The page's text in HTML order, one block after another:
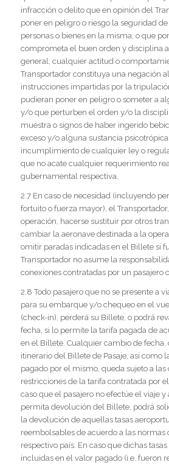
infracción o delito que en opinión del
poner en peligro o riesgo la seguridad
personas o bienes en la misma, o que
comprometa el buen orden y disciplina
general, cualquier actitud o
Transportador constituya una negación
instrucciones impartidas por la
pudieran poner en peligro o someter a
y/o que perturben el orden y/o la
muestra o signos de haber ingerido
exceso y/o alguna sustancia
incumplimiento de cualquier ley o
que no acate cualquier requerimiento
gubernamental respectiva.
2.7 En caso de necesidad (incluyendo
fortuito o fuerza mayor), el
operación, hacerse sustituir por otros
cambiar la aeronave destinada a la
omitir paradas indicadas en el Billete si
Transportador no asume la
conexiones contratadas por un pasajero
2.8 Todo pasajero que no se presente a
para su embarque y/o chequeo en el
(check-in), perderá su Billete, o podrá
fecha, si lo permite la tarifa pagada de
en el Billete. Cualquier cambio de fecha,
itinerario del Billete de Pasaje, así como
pagado por el mismo, queda sujeto a las
restricciones de la tarifa contratada por
caso que el pasajero no efectúe el viaje
permita devolución del Billete, podrá
la devolución de aquellas tasas
reembolsables de acuerdo a las normas
respectivo país. En caso que dichas
incluidas en el valor pagado (i.e. fueron